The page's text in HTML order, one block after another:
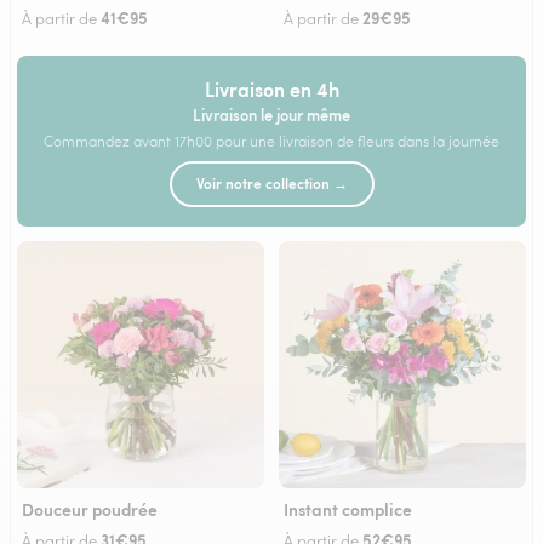
À partir de41€95 À partir de29€95
Livraison en 4h
Livraison le jour même
Commandez avant 17h00 pour une livraison de fleurs dans la journée
Voir notre collection →
Douceur poudrée Instant complice